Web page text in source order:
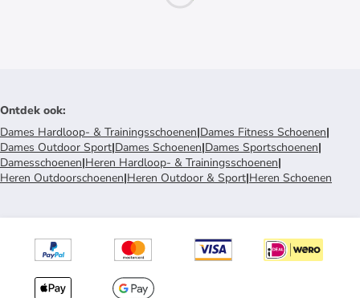
Ontdek ook:
Dames Hardloop- & Trainingsschoenen|Dames Fitness Schoenen|
Dames Outdoor Sport|Dames Schoenen|Dames Sportschoenen|
Damesschoenen|Heren Hardloop- & Trainingsschoenen|
Heren Outdoorschoenen|Heren Outdoor & Sport|Heren Schoenen